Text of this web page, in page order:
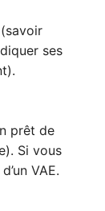
ses
prêt de
Si vous
VAE.